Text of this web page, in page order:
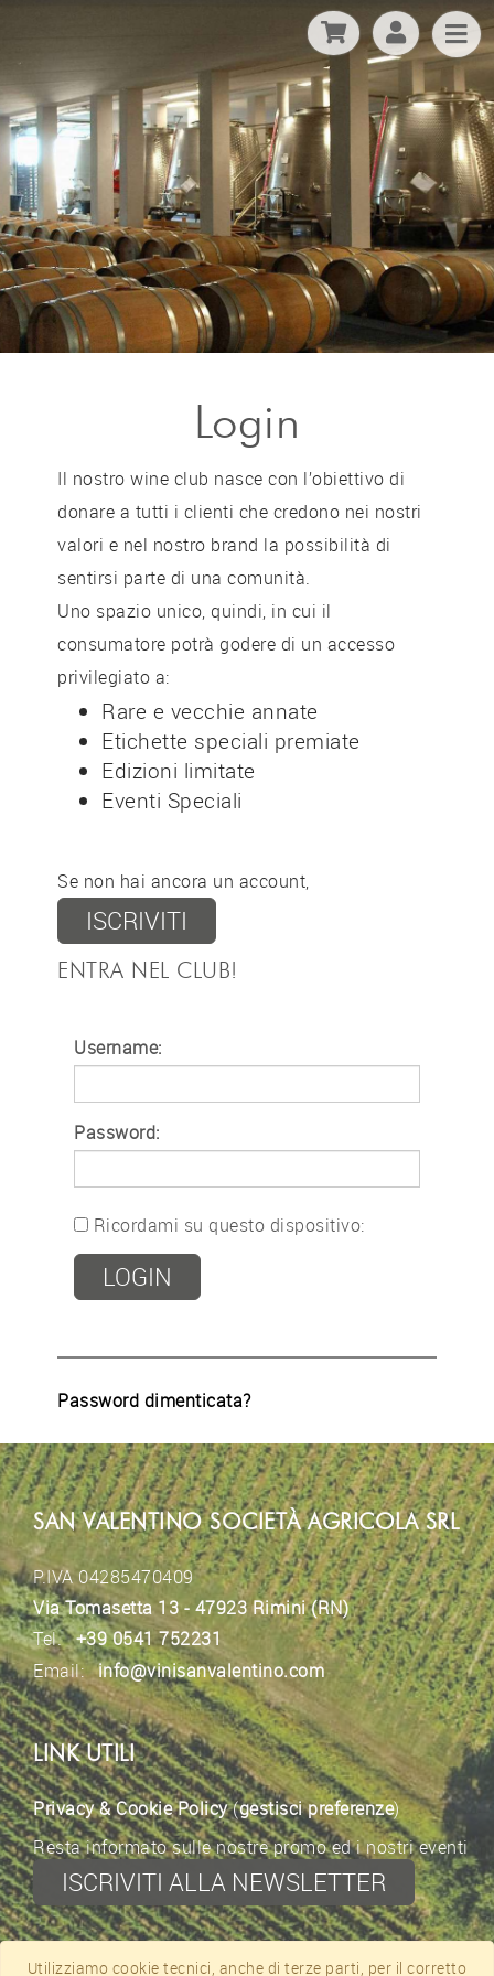
Login
Il nostro wine club nasce con l’obiettivo di
donare a tutti i clienti che credono nei nostri
valori e nel nostro brand la possibilità di
sentirsi parte di una comunità.
Uno spazio unico, quindi, in cui il
consumatore potrà godere di un accesso
privilegiato a:
Rare e vecchie annate
Etichette speciali premiate
Edizioni limitate
Eventi Speciali
Se non hai ancora un account,
ISCRIVITI
ENTRA NEL CLUB!
Username:
Password:
Ricordami su questo dispositivo:
Password dimenticata?
SAN VALENTINO SOCIETÀ AGRICOLA SRL
P.IVA 04285470409
Via Tomasetta 13 - 47923 Rimini (RN)
Tel. +39 0541 752231
Email: info@vinisanvalentino.com
LINK UTILI
Privacy & Cookie Policy(gestisci preferenze)
Resta informato sulle nostre promo ed i nostri eventi
ISCRIVITI ALLA NEWSLETTER
Utilizziamo cookie tecnici, anche di terze parti, per il corretto